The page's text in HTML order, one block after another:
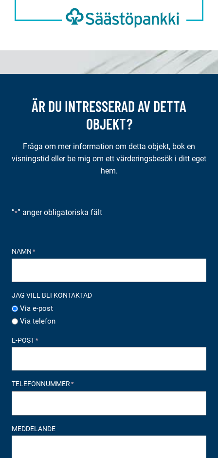
ÄR DU INTRESSERAD AV DETTA
OBJEKT?
Fråga om mer information om detta objekt, bok en
visningstid eller be mig om ett värderingsbesök i ditt eget
hem.
”*” anger obligatoriska fält
NAMN *
JAG VILL BLI KONTAKTAD
Via e-post
Via telefon
E-POST*
TELEFONNUMMER*
MEDDELANDE